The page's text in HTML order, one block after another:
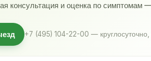
консультация и оценка по симптомам
+7 (495) 104-22-00 —